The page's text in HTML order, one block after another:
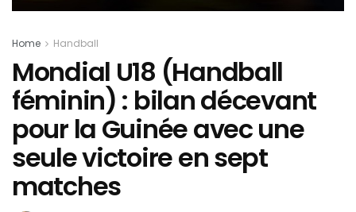
Home Handball
Mondial U18 (Handball
féminin) : bilan décevant
pour la Guinée avec une
seule victoire en sept
matches